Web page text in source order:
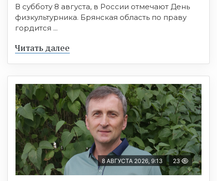
В субботу 8 августа, в России отмечают День
физкультурника. Брянская область по праву
гордится ...
Читать далее
8 АВГУСТА 2026, 9:13 23